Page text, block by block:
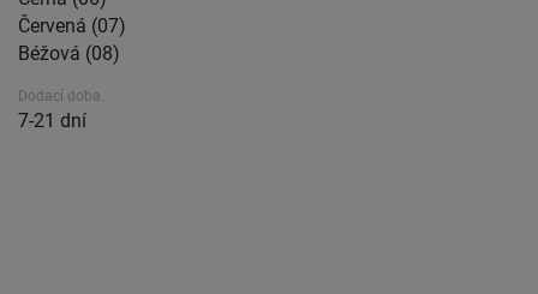
Červená (07)
Béžová (08)
Dodací doba.
7-21 dní